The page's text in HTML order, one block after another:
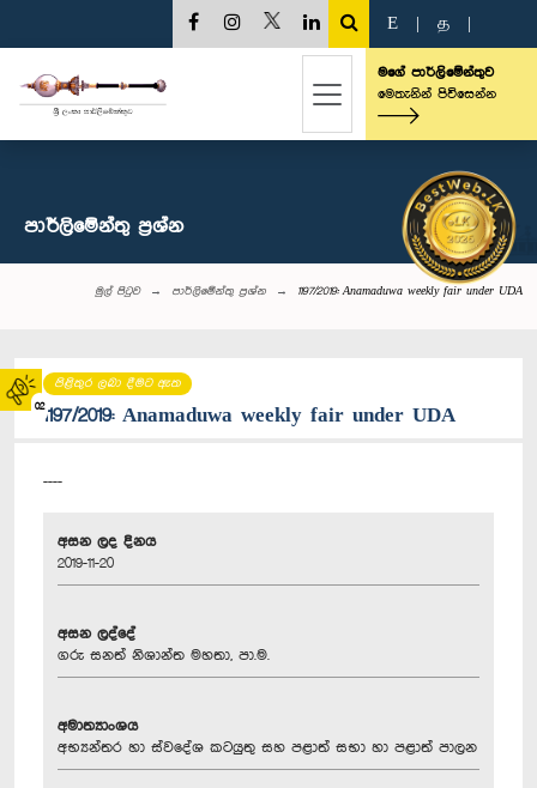
02
E த
මගේ පාර්ලිමේන්තුව
මෙතැනින් පිවිසෙන්න
පාර්ලි‌මේන්තු‌ ප්‍රශ්න
මුල් පිටුව පාර්ලි‌මේන්තු‌ ප්‍රශ්න 1197/2019: Anamaduwa weekly fair under UDA
පිළිතුර ලබා දීමට ඇත
1197/2019: Anamaduwa weekly fair under UDA
----
අසන ලද දිනය
2019-11-20
අසන ලද්දේ
ගරු සනත් නිශාන්ත මහතා, පා.ම.
අමාත්‍යාංශය
අභ්‍යන්තර හා ස්වදේශ කටයුතු සහ පළාත් සභා හා පළාත් පාලන